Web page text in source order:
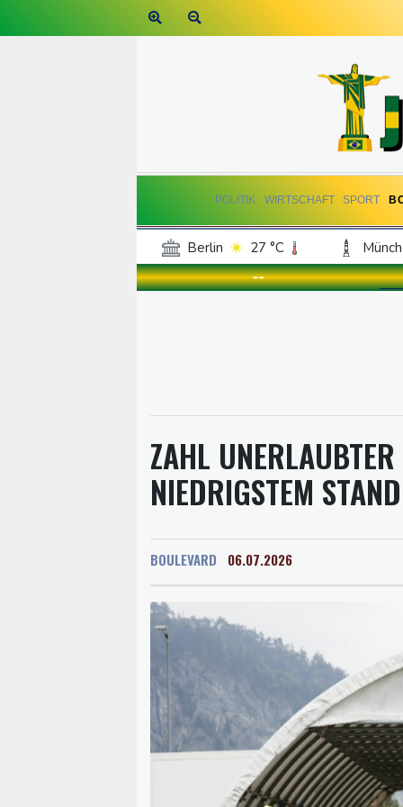
POLITIK WIRTSCHAFT SPORT
Berlin 27 °C
Frankfurt am Main
30 °C
--
ZAHL
NIEDRIGSTEM
BOULEVARD 06.07.2026